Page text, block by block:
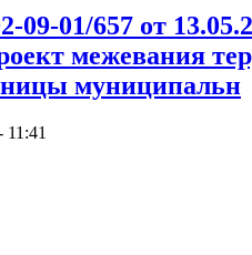
657 от
межевания
муниципальн
11:41
от